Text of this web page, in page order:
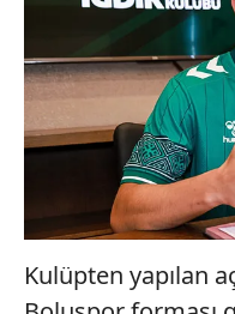
Kulüpten yapılan